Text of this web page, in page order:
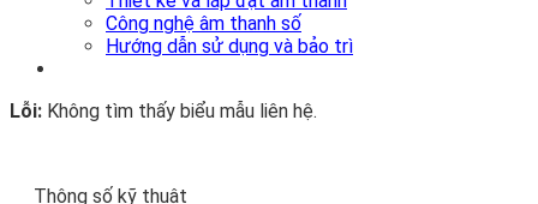
Công nghệ âm thanh số
Hướng dẫn sử dụng và bảo trì
Lỗi: Không tìm thấy biểu mẫu liên hệ.
Thông số kỹ thuật